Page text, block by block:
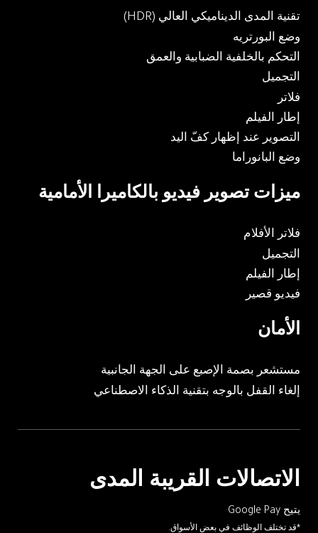
تقنية المدى الديناميكي العالي (HDR)
وضع البورتريه
التحكم بالخلفية الضبابية والعمق
التجميل
فلاتر
إطار الفيلم
التصوير عند إظهار كفّ اليد
وضع البانوراما
ميزات تصوير فيديو بالكاميرا الأمامية
فلاتر الأفلام
التجميل
إطار الفيلم
فيديو قصير
الأمان
مستشعر بصمة الإصبع على الجهة الجانبية
إلغاء القفل بالوجه بتقنية الذكاء الاصطناعي
الاتصالات القريبة المدى
يتيح Google Pay
*قد تختلف الوظائف في بعض الأسواق.